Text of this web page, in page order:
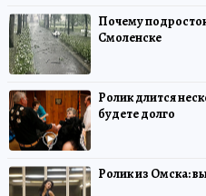
Почему
Смоленске
Ролик длится
будете долго
Ролик из Омска: